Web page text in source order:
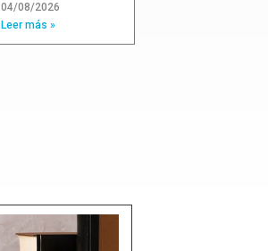
04/08/2026
Leer más »